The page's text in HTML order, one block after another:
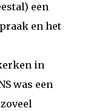
een
en het
in
was een